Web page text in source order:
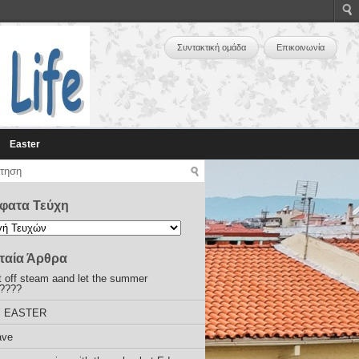
Συντακτική ομάδα Επικοινωνία
Easter
Τεύχη
Άρθρα
off steam aand let the summer
EASTER